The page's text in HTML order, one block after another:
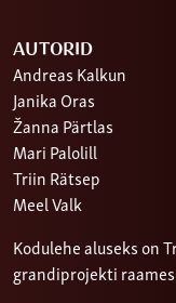
AUTORID
Andreas Kalkun
Janika Oras
Žanna Pärtlas
Mari Palolill
Triin Rätsep
Meel Valk
Kodulehe aluseks on
grandiprojekti